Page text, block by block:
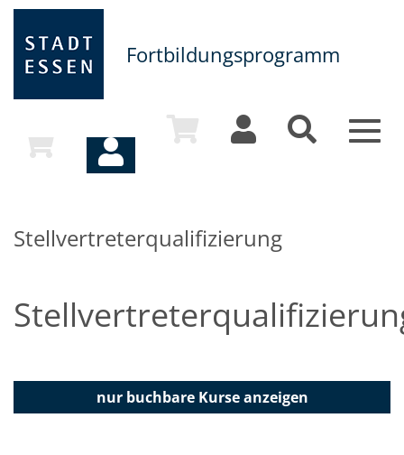
Fortbildungsprogramm
Stellvertreterqualifizierung
nur buchbareKurse anzeigen